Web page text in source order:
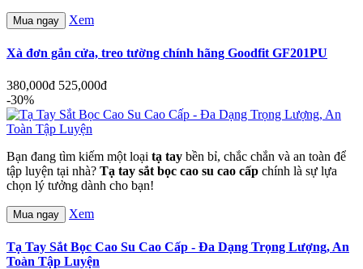
Mua ngay Xem
Xà đơn gắn cửa, treo tường chính hãng Goodfit GF201PU
380,000đ 525,000đ
-30%
Bạn đang tìm kiếm một loại tạ tay bền bỉ, chắc chắn và an toàn để
tập luyện tại nhà? Tạ tay sắt bọc cao su cao cấp chính là sự lựa
chọn lý tưởng dành cho bạn!
Mua ngay Xem
Tạ Tay Sắt Bọc Cao Su Cao Cấp - Đa Dạng Trọng Lượng, An
Toàn Tập Luyện